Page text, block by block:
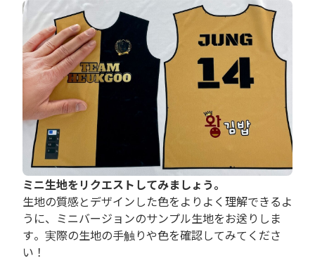
ミニ生地をリクエストしてみましょう。
生地の質感とデザインした色をよりよく理解できるよ
うに、ミニバージョンのサンプル生地をお送りしま
す。実際の生地の手触りや色を確認してみてくださ
い！